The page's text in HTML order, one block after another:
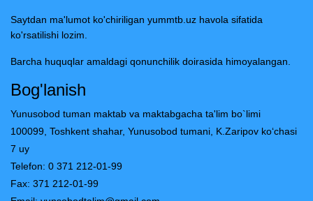
Saytdan ma'lumot ko'chiriligan yummtb.uz havola sifatida
ko'rsatilishi lozim.
Barcha huquqlar amaldagi qonunchilik doirasida himoyalangan.
Bog'lanish
Yunusobod tuman maktab va maktabgacha ta'lim bo`limi
100099, Toshkent shahar, Yunusobod tumani, K.Zaripov ko‘chasi
7 uy
Telefon: 0 371 212-01-99
Fax: 371 212-01-99